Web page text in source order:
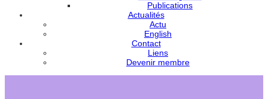
Publications
Actualités
Actu
English
Contact
Liens
Devenir membre